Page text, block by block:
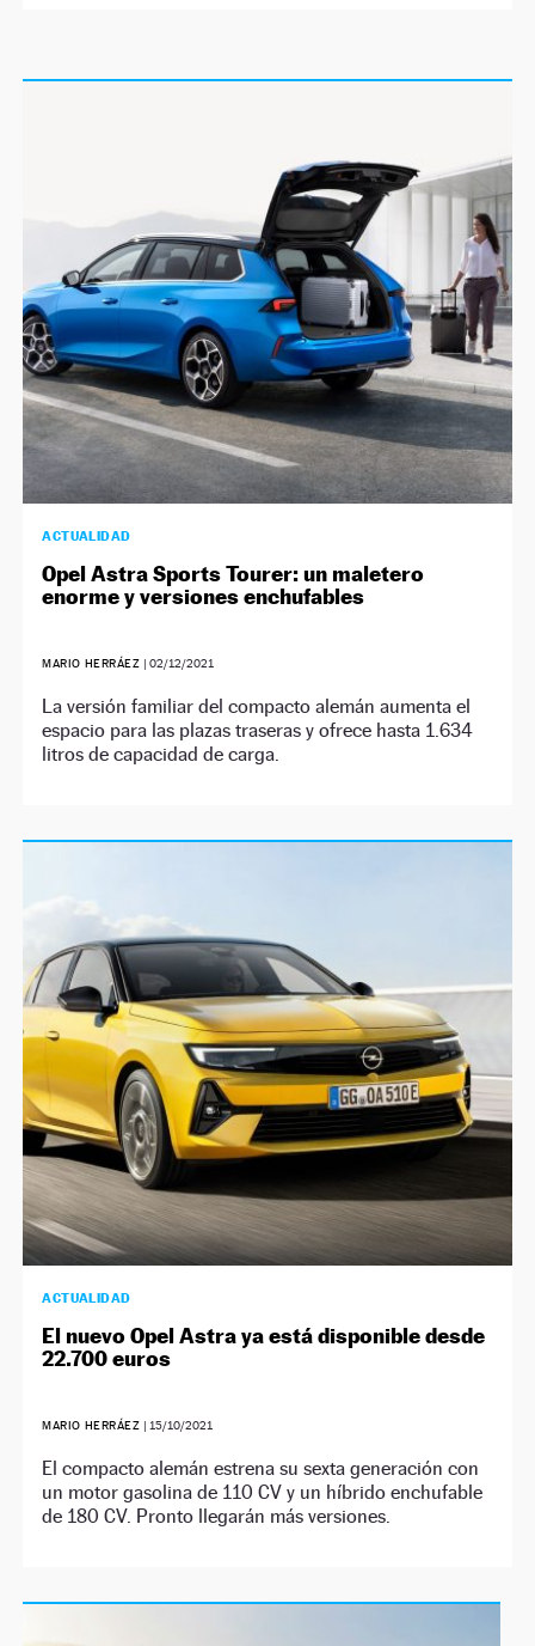
ACTUALIDAD
Opel Astra Sports Tourer: un maletero
enorme y versiones enchufables
MARIO HERRÁEZ | 02/12/2021
La versión familiar del compacto alemán aumenta el
espacio para las plazas traseras y ofrece hasta 1.634
litros de capacidad de carga.
ACTUALIDAD
El nuevo Opel Astra ya está disponible desde
22.700 euros
MARIO HERRÁEZ | 15/10/2021
El compacto alemán estrena su sexta generación con
un motor gasolina de 110 CV y un híbrido enchufable
de 180 CV. Pronto llegarán más versiones.